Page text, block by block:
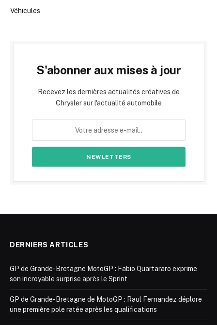
Véhicules
S'abonner aux mises à jour
Recevez les dernières actualités créatives de
Chrysler sur l'actualité automobile
DERNIERS ARTICLES
GP de Grande-Bretagne MotoGP : Fabio Quartararo exprime
son incroyable surprise après le Sprint
GP de Grande-Bretagne de MotoGP : Raul Fernandez déplore
une première pole ratée après les qualifications